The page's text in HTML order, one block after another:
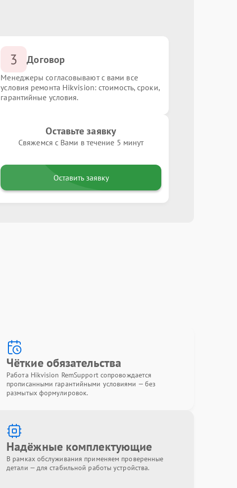
3 Договор
Менеджеры согласовывают с вами все
условия ремонта Hikvision: стоимость, сроки,
гарантийные условия.
Оставьте заявку
Свяжемся с Вами в течение 5 минут
Оставить заявку
Чёткие обязательства
Работа Hikvision RemSupport сопровождается
прописанными гарантийными условиями — без
размытых формулировок.
Надёжные комплектующие
В рамках обслуживания применяем проверенные
детали — для стабильной работы устройства.